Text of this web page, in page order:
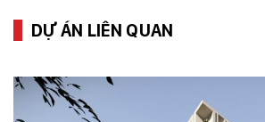
DỰ ÁN LIÊN QUAN